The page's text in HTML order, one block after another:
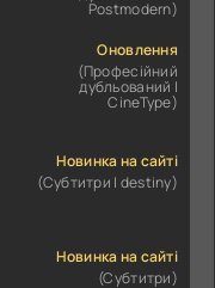
Postmodern)
Оновлення
(Професійний
дубльований |
CineType)
Новинка на сайті
(Субтитри | destiny)
Новинка на сайті
(Субтитри)